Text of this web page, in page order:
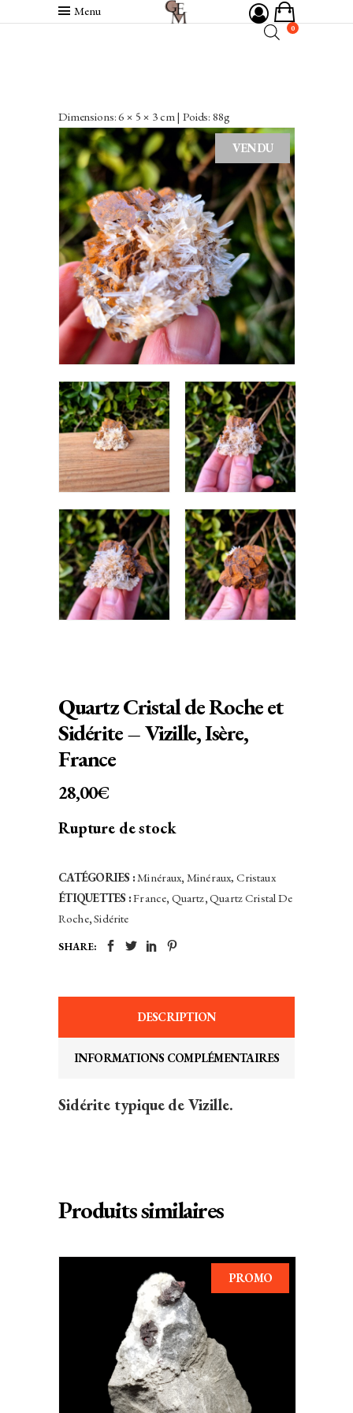
Menu
0
Dimensions: 6 × 5 × 3 cm | Poids: 88g
VENDU
Quartz Cristal de Roche et
Sidérite – Vizille, Isère,
France
28,00€
Rupture de stock
CATÉGORIES :Minéraux, Minéraux, Cristaux
ÉTIQUETTES :France, Quartz,Quartz Cristal De
Roche,Sidérite
SHARE:
DESCRIPTION
INFORMATIONS COMPLÉMENTAIRES
Sidérite typique de Vizille.
Produits similaires
PROMO
AJOUTER AU PANIER